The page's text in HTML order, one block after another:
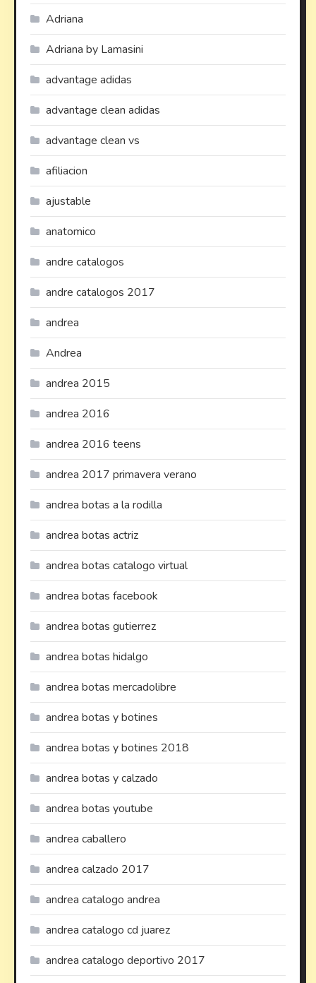
Adriana
Adriana by Lamasini
advantage adidas
advantage clean adidas
advantage clean vs
afiliacion
ajustable
anatomico
andre catalogos
andre catalogos 2017
andrea
Andrea
andrea 2015
andrea 2016
andrea 2016 teens
andrea 2017 primavera verano
andrea botas a la rodilla
andrea botas actriz
andrea botas catalogo virtual
andrea botas facebook
andrea botas gutierrez
andrea botas hidalgo
andrea botas mercadolibre
andrea botas y botines
andrea botas y botines 2018
andrea botas y calzado
andrea botas youtube
andrea caballero
andrea calzado 2017
andrea catalogo andrea
andrea catalogo cd juarez
andrea catalogo deportivo 2017